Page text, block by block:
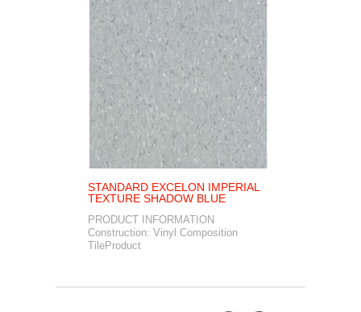
STANDARD EXCELON IMPERIAL
TEXTURE SHADOW BLUE
PRODUCT INFORMATION
Construction: Vinyl Composition
TileProduct